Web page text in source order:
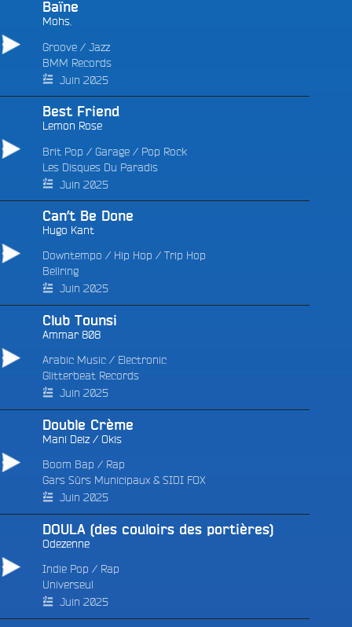
Baïne
Mohs.
Groove / Jazz
BMM Records
Juin 2025
Best Friend
Lemon Rose
Brit Pop / Garage / Pop Rock
Les Disques Du Paradis
Juin 2025
Can’t Be Done
Hugo Kant
Downtempo / Hip Hop / Trip Hop
Bellring
Juin 2025
Club Tounsi
Ammar 808
Arabic Music / Electronic
Glitterbeat Records
Juin 2025
Double Crème
Mani Deiz / Okis
Boom Bap / Rap
Gars Sûrs Municipaux & SIDI FOX
Juin 2025
DOULA (des couloirs des portières)
Odezenne
Indie Pop / Rap
Universeul
Juin 2025